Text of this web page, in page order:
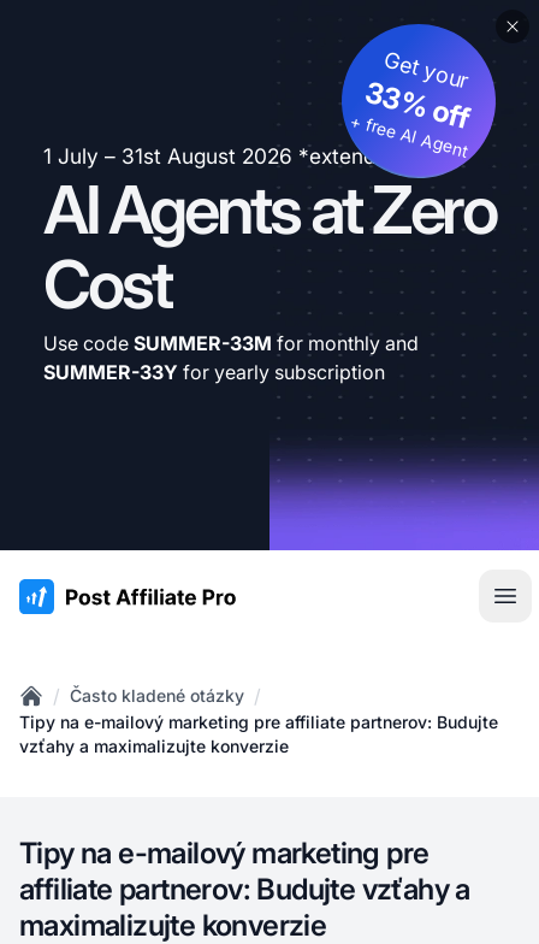
1 July – 31st August 2026 *extended
AI Agents at Zero
Cost
Get your
33% off
+ free AI Agent
Use code SUMMER-33M for monthly and
SUMMER-33Y for yearly subscription
:site.title
Home
/ Často kladené otázky /
Tipy na e-mailový marketing pre affiliate partnerov: Budujte
vzťahy a maximalizujte konverzie
Tipy na e-mailový marketing pre
affiliate partnerov: Budujte vzťahy a
maximalizujte konverzie